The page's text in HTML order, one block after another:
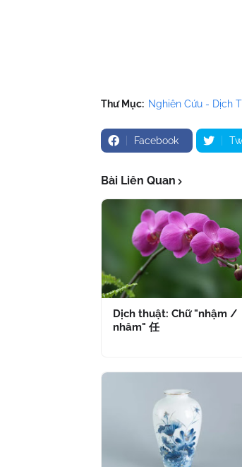
Thư Mục: Nghiên Cứu - Dịch
Facebook
Bài Liên Quan
Dịch thuật: Chữ "nhậm /
nhâm" 任